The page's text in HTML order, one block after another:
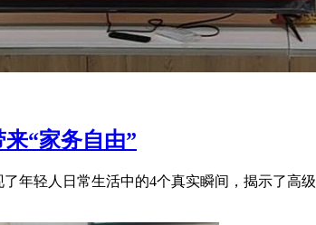
“家务自由”
年轻人日常生活中的4个真实瞬间，揭示了高